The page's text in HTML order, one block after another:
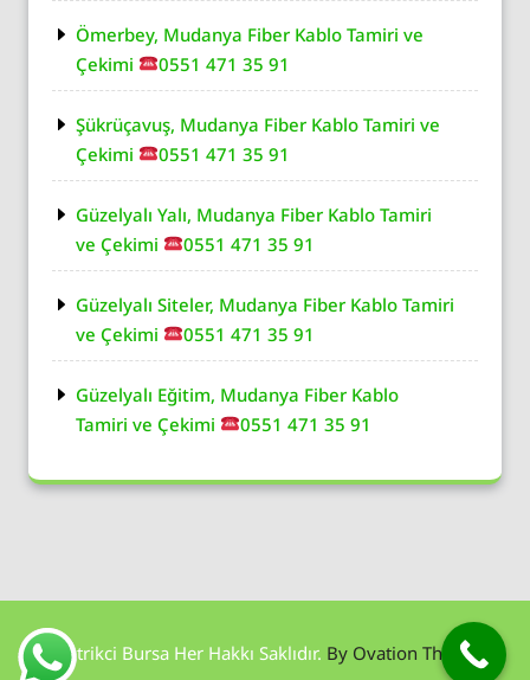
Ömerbey, Mudanya Fiber Kablo Tamiri ve
Çekimi
0551 471 35 91
Şükrüçavuş, Mudanya Fiber Kablo Tamiri ve
Çekimi
0551 471 35 91
Güzelyalı Yalı, Mudanya Fiber Kablo Tamiri
ve Çekimi
0551 471 35 91
Güzelyalı Siteler, Mudanya Fiber Kablo Tamiri
ve Çekimi
0551 471 35 91
Güzelyalı Eğitim, Mudanya Fiber Kablo
Tamiri ve Çekimi
0551 471 35 91
Elektrikci Bursa Her Hakkı Saklıdır. By Ovation Themes